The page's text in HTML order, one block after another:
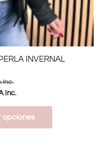
INVERNAL
Inc.
Inc.
opciones